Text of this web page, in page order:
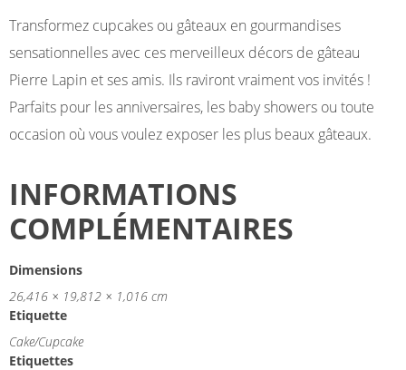
Transformez cupcakes ou gâteaux en gourmandises
sensationnelles avec ces merveilleux décors de gâteau
Pierre Lapin et ses amis. Ils raviront vraiment vos invités !
Parfaits pour les anniversaires, les baby showers ou toute
occasion où vous voulez exposer les plus beaux gâteaux.
INFORMATIONS
COMPLÉMENTAIRES
Dimensions
26,416 × 19,812 × 1,016 cm
Etiquette
Cake/Cupcake
Etiquettes